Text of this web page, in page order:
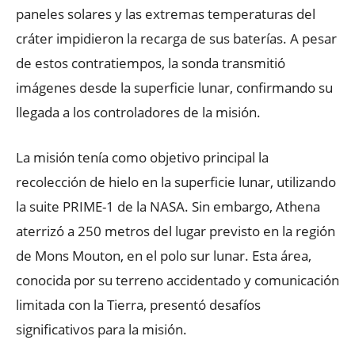
paneles solares y las extremas temperaturas del
cráter impidieron la recarga de sus baterías. A pesar
de estos contratiempos, la sonda transmitió
imágenes desde la superficie lunar, confirmando su
llegada a los controladores de la misión.
La misión tenía como objetivo principal la
recolección de hielo en la superficie lunar, utilizando
la suite PRIME-1 de la NASA. Sin embargo, Athena
aterrizó a 250 metros del lugar previsto en la región
de Mons Mouton, en el polo sur lunar. Esta área,
conocida por su terreno accidentado y comunicación
limitada con la Tierra, presentó desafíos
significativos para la misión.